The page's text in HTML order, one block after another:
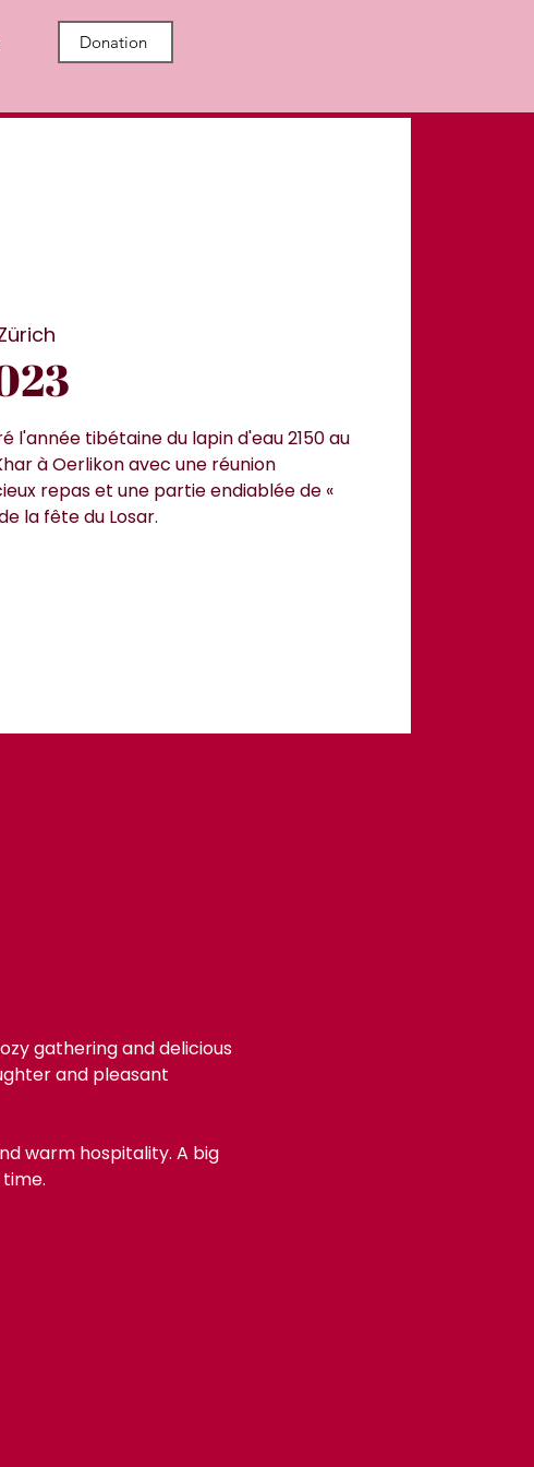
Donation
l'année tibétaine du lapin d'eau 2150 au
à Oerlikon avec une réunion
repas et une partie endiablée de «
la fête du Losar.
gathering and delicious
and pleasant
warm hospitality. A big